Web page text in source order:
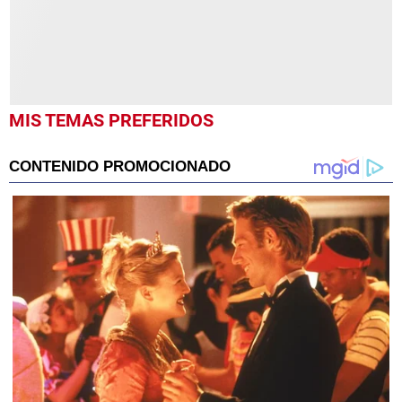
MIS TEMAS PREFERIDOS